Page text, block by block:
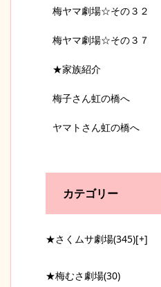
梅ヤマ劇場☆その３２
梅ヤマ劇場☆その３７
★家族紹介
梅子さん虹の橋へ
ヤマトさん虹の橋へ
カテゴリー
★さくムサ劇場(345)[+]
★梅むさ劇場(30)